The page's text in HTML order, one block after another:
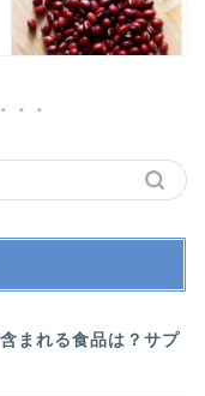
まれる食品は？サプ